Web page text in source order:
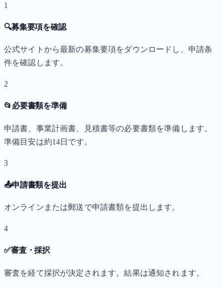
1
🔍募集要項を確認
公式サイトから最新の募集要項をダウンロードし、申請条
件を確認します。
2
📂 必要書類を準備
申請書、事業計画書、見積書等の必要書類を準備します。
準備目安は約14日です。
3
📤申請書類を提出
オンラインまたは郵送で申請書類を提出します。
4
✅審査・採択
審査を経て採択が決定されます。結果は通知されます。